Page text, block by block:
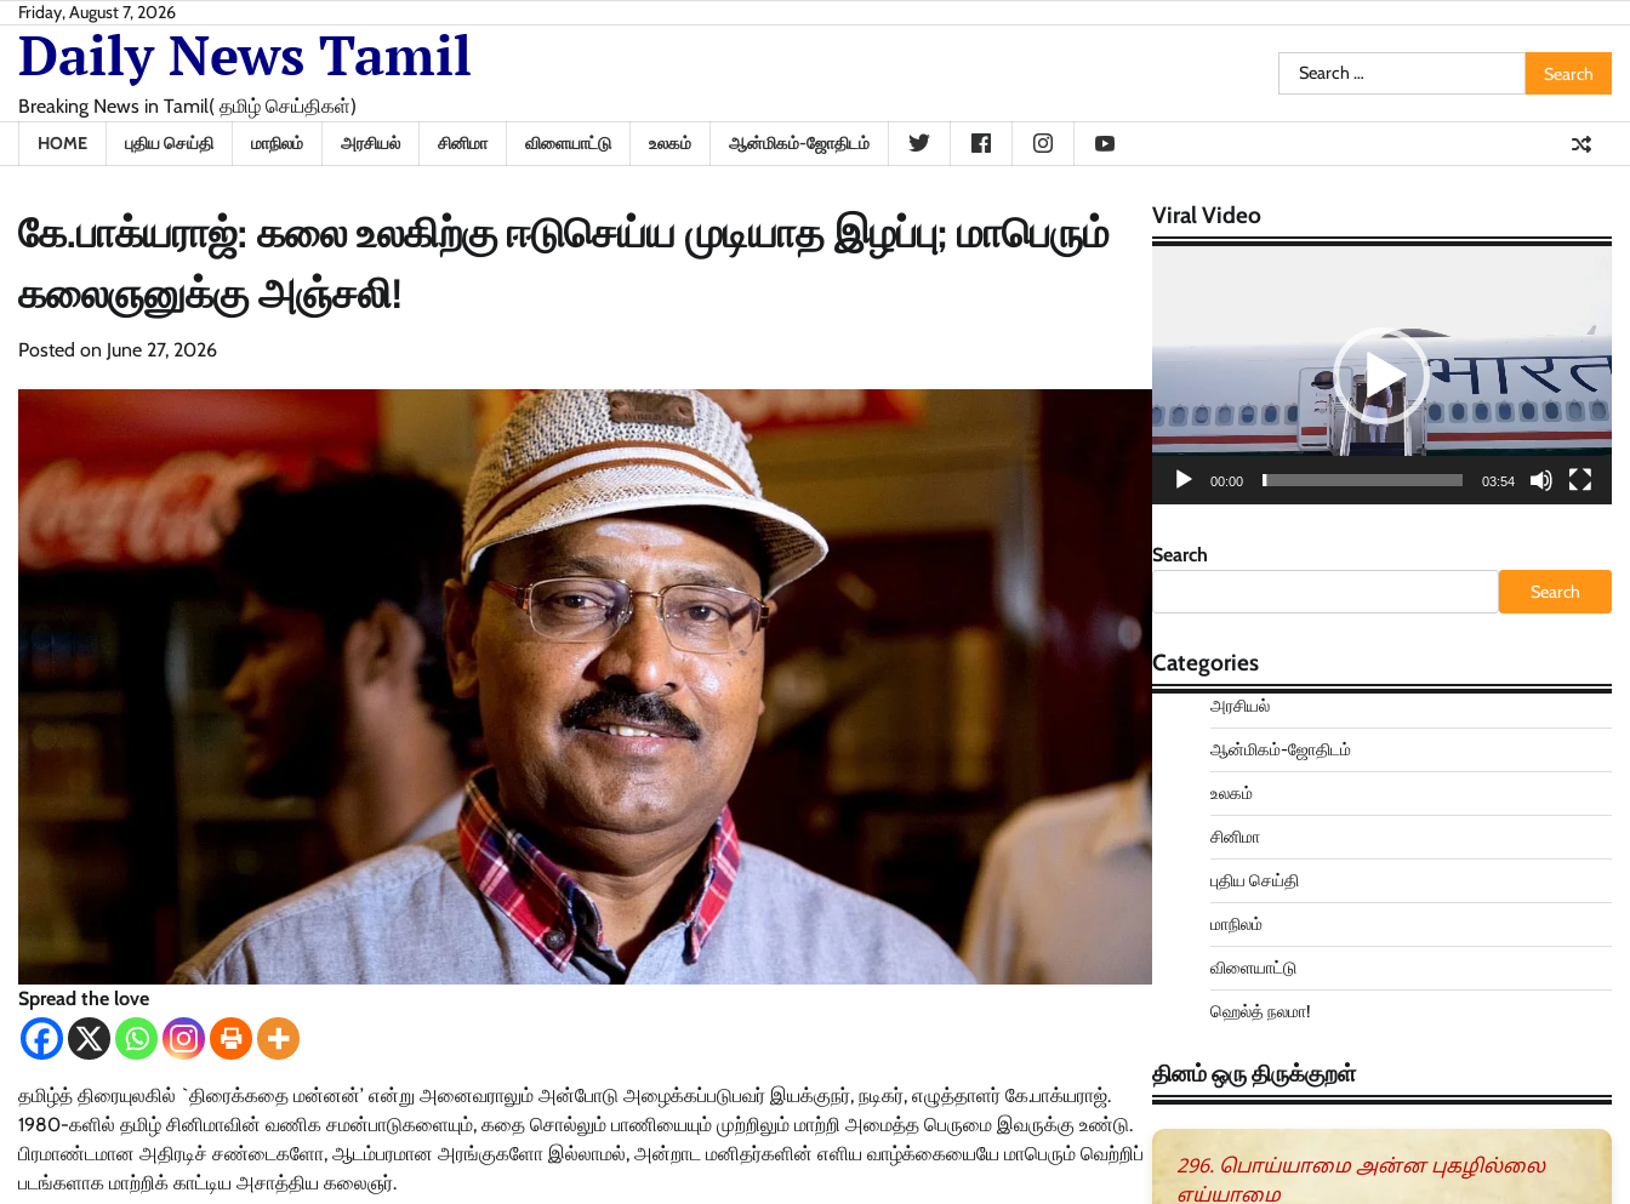
Skip
content
Friday, August 7, 2026
Daily News Tamil
Breaking News in Tamil( தமிழ் செய்திகள்)
Search
for:
HOME புதிய செய்தி மாநிலம் அரசியல் சினிமா விளையாட்டு உலகம் ஆன்மிகம்-ஜோதிடம்
கே.பாக்யராஜ்: கலை உலகிற்கு ஈடுசெய்ய முடியாத இழப்பு; மாபெரும்
கலைஞனுக்கு அஞ்சலி!
Posted on June 27, 2026
Spread the love
தமிழ்த் திரையுலகில் `திரைக்கதை மன்னன்’ என்று அனைவராலும் அன்போடு அழைக்கப்படுபவர் இயக்குநர், நடிகர், எழுத்தாளர் கே.பாக்யராஜ்.
1980-களில் தமிழ் சினிமாவின் வணிக சமன்பாடுகளையும், கதை சொல்லும் பாணியையும் முற்றிலும் மாற்றி அமைத்த பெருமை இவருக்கு உண்டு.
பிரமாண்டமான அதிரடிச் சண்டைகளோ, ஆடம்பரமான அரங்குகளோ இல்லாமல், அன்றாட மனிதர்களின் எளிய வாழ்க்கையையே மாபெரும் வெற்றிப்
படங்களாக மாற்றிக் காட்டிய அசாத்திய கலைஞர்.
Viral Video
00:00 03:54
Search
Search
Categories
அரசியல்
ஆன்மிகம்-ஜோதிடம்
உலகம்
சினிமா
புதிய செய்தி
மாநிலம்
விளையாட்டு
ஹெல்த் நலமா!
தினம் ஒரு திருக்குறள்
296. பொய்யாமை அன்ன புகழில்லை
எய்யாமை